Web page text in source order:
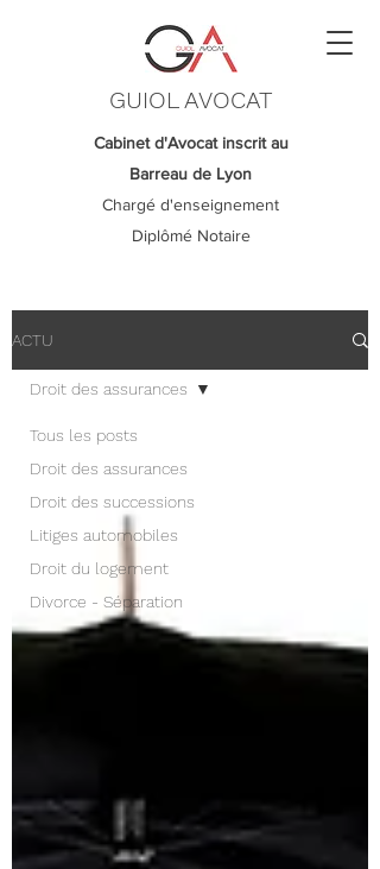
GUIOL AVOCAT
Cabinet d'Avocat inscrit au
Barreau de Lyon
Chargé d'enseignement
Diplômé Notaire
ACTU
Tous les posts
Droit des assurances
Droit des successions
Litiges automobiles
Droit du logement
Divorce - Séparation
Droit des assurances